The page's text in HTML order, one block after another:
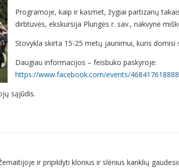
Programoje, kaip ir kasmet, žygiai partizanų
dirbtuvės, ekskursija Plungės r. sav., nakvynė
Stovykla skirta 15-25 metų jaunimui, kuris domisi
Daugiau informacijos – feisbuko paskyroje:
https://www.facebook.com/events/
sąjūdis.
ir pripildyti klonius ir slėnius kanklių